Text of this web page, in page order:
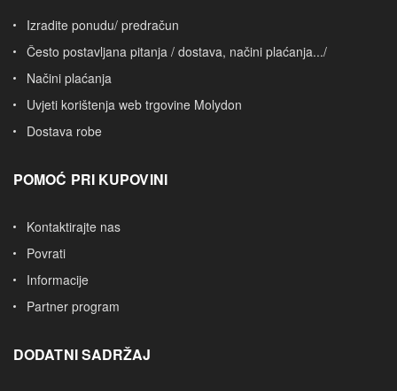
Izradite ponudu/ predračun
Često postavljana pitanja / dostava, načini plaćanja.../
Načini plaćanja
Uvjeti korištenja web trgovine Molydon
Dostava robe
POMOĆ PRI KUPOVINI
Kontaktirajte nas
Povrati
Informacije
Partner program
DODATNI SADRŽAJ